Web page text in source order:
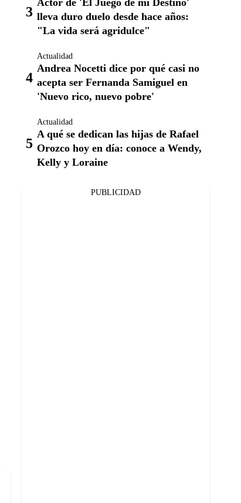
Actor de 'El Juego de mi Destino'
lleva duro duelo desde hace años:
"La vida será agridulce"
Actualidad
Andrea Nocetti dice por qué casi no
acepta ser Fernanda Samiguel en
'Nuevo rico, nuevo pobre'
Actualidad
A qué se dedican las hijas de Rafael
Orozco hoy en día: conoce a Wendy,
Kelly y Loraine
PUBLICIDAD